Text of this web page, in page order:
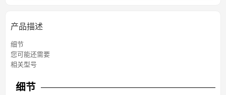
产品描述
细节
您可能还需要
相关型号
细节